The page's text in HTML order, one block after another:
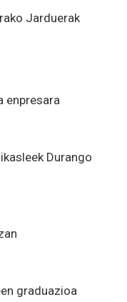
Jarduerak
enpresara
Durango
graduazioa